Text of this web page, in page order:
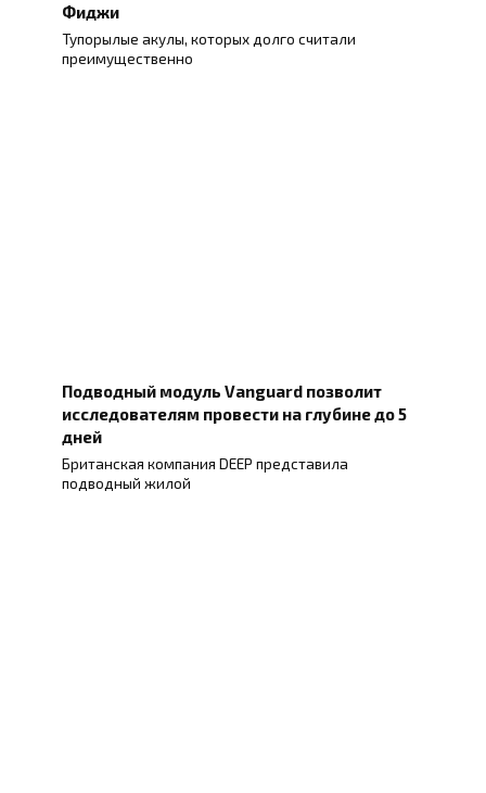
Фиджи
Тупорылые акулы, которых долго считали
преимущественно
Подводный модуль Vanguard позволит
исследователям провести на глубине до 5
дней
Британская компания DEEP представила
подводный жилой